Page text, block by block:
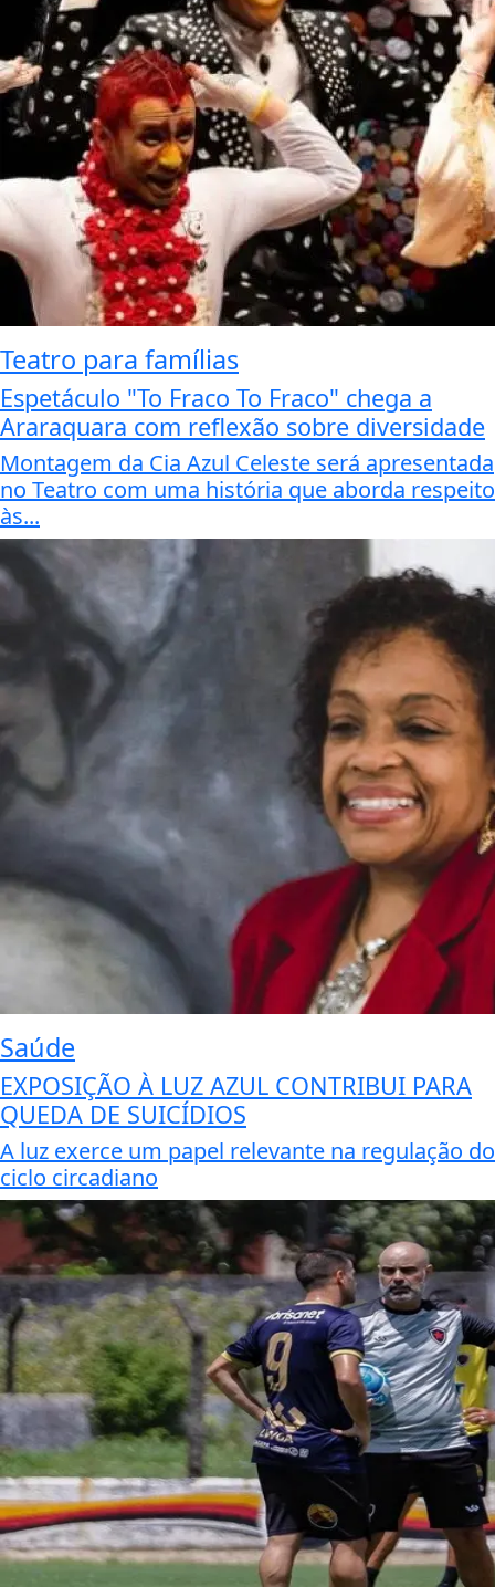
Teatro para famílias
Espetáculo "To Fraco To Fraco" chega a
Araraquara com reflexão sobre diversidade
Montagem da Cia Azul Celeste será apresentada
no Teatro com uma história que aborda respeito
às...
Saúde
EXPOSIÇÃO À LUZ AZUL CONTRIBUI PARA
QUEDA DE SUICÍDIOS
A luz exerce um papel relevante na regulação do
ciclo circadiano